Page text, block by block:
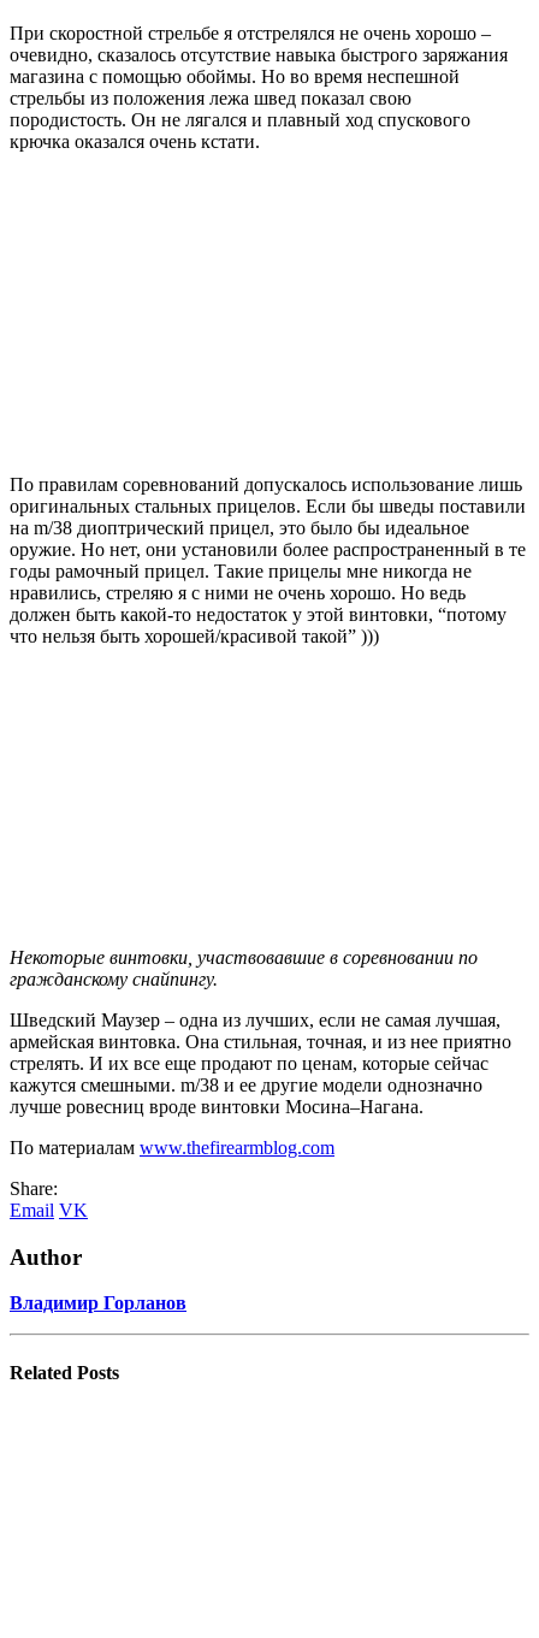
При скоростной стрельбе я отстрелялся не очень хорошо –
очевидно, сказалось отсутствие навыка быстрого заряжания
магазина с помощью обоймы. Но во время неспешной
стрельбы из положения лежа швед показал свою
породистость. Он не лягался и плавный ход спускового
крючка оказался очень кстати.
По правилам соревнований допускалось использование лишь
оригинальных стальных прицелов. Если бы шведы поставили
на m/38 диоптрический прицел, это было бы идеальное
оружие. Но нет, они установили более распространенный в те
годы рамочный прицел. Такие прицелы мне никогда не
нравились, стреляю я с ними не очень хорошо. Но ведь
должен быть какой-то недостаток у этой винтовки, “потому
что нельзя быть хорошей/красивой такой” )))
Некоторые винтовки, участвовавшие в соревновании по
гражданскому снайпингу.
Шведский Маузер – одна из лучших, если не самая лучшая,
армейская винтовка. Она стильная, точная, и из нее приятно
стрелять. И их все еще продают по ценам, которые сейчас
кажутся смешными. m/38 и ее другие модели однозначно
лучше ровесниц вроде винтовки Мосина–Нагана.
По материалам www.thefirearmblog.com
Share:
Email VK
Author
Владимир Горланов
Related Posts